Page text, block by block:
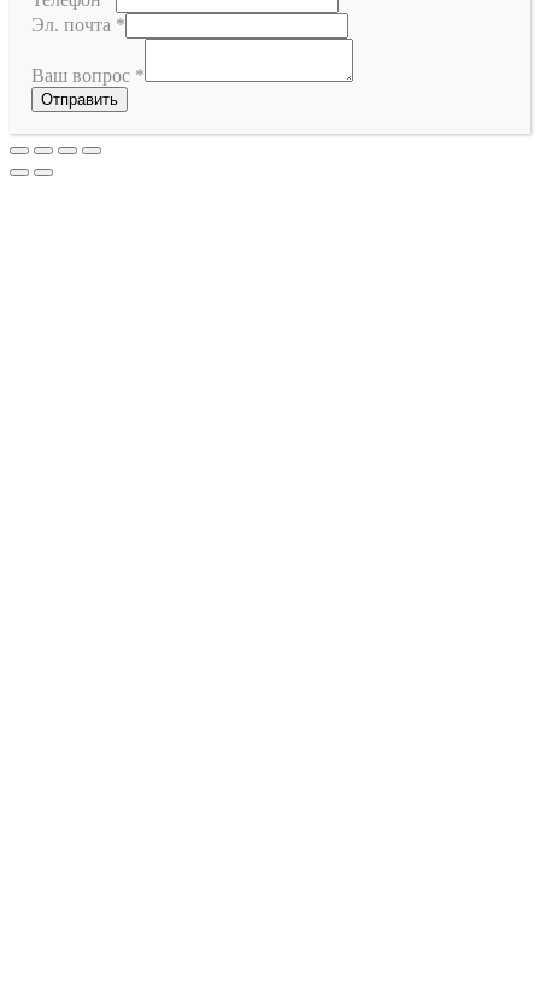
Эл. почта *
Ваш вопрос *
Отправить